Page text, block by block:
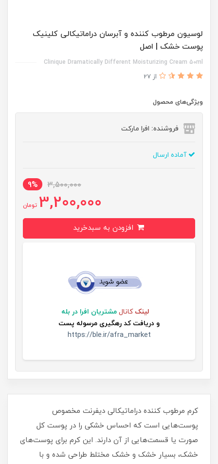
لوسیون مرطوب کننده و آبرسان دراماتیکالی کلینیک
پوست خشک | اصل
Clinique Dramatically Different Moisturizing Cream 50ml
از 27
ویژگی‌های محصول
فروشنده: افرا مارکت
آماده ارسال
3,500,000
9%
3,200,000 تومان
لینک کانال مشتریان افرا در بله
و دریافت کد رهگیری مرسوله پست
https://ble.ir/afra_market
کرم مرطوب کننده دراماتیکالی دیفرنت مخصوص
پوست‌هایی است که احساس خشکی را در پوست کل
صورت یا قسمت‌هایی از آن دارند. این کرم برای پوست‌های
خشک، بسیار خشک و خشک مختلط طراحی شده و با